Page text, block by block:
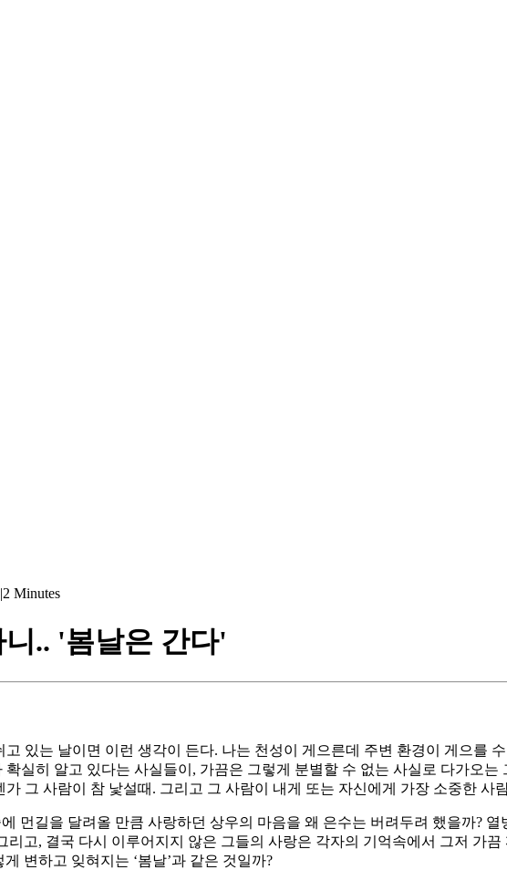
|2 Minutes
.. '봄날은 간다'
있는 날이면 이런 생각이 든다. 나는 천성이 게으른데 주변 환경이 게으를
실히 알고 있다는 사실들이, 가끔은 그렇게 분별할 수 없는 사실로 다가오
그 사람이 참 낯설때. 그리고 그 사람이 내게 또는 자신에게 가장 소중한 사
먼길을 달려올 만큼 사랑하던 상우의 마음을 왜 은수는 버려두려 했을까?
리고, 결국 다시 이루어지지 않은 그들의 사랑은 각자의 기억속에서 그저 가
변하고 잊혀지는 ‘봄날’과 같은 것일까?